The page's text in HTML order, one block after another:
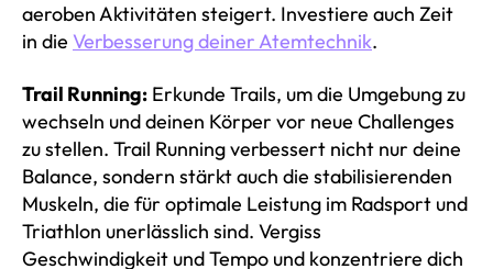
aeroben Aktivitäten steigert. Investiere auch Zeit
in die Verbesserung deiner Atemtechnik.
Trail Running: Erkunde Trails, um die Umgebung zu
wechseln und deinen Körper vor neue Challenges
zu stellen. Trail Running verbessert nicht nur deine
Balance, sondern stärkt auch die stabilisierenden
Muskeln, die für optimale Leistung im Radsport und
Triathlon unerlässlich sind. Vergiss
Geschwindigkeit und Tempo und konzentriere dich